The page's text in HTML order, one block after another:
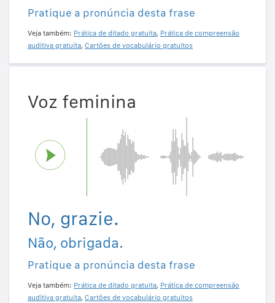
Pratique a pronúncia desta frase
Veja também: Prática de ditado gratuita, Prática de compreensão
auditiva gratuita, Cartões de vocabulário gratuitos
Voz feminina
No, grazie.
Não, obrigada.
Pratique a pronúncia desta frase
Veja também: Prática de ditado gratuita, Prática de compreensão
auditiva gratuita, Cartões de vocabulário gratuitos